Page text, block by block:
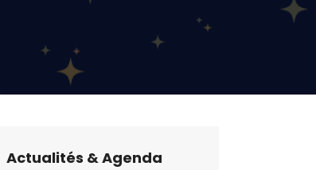
Actualités & Agenda